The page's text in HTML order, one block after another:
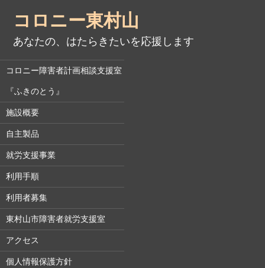
コロニー東村山
あなたの、はたらきたいを応援します
コロニー障害者計画相談支援室
『ふきのとう』
施設概要
自主製品
就労支援事業
利用手順
利用者募集
東村山市障害者就労支援室
アクセス
個人情報保護方針